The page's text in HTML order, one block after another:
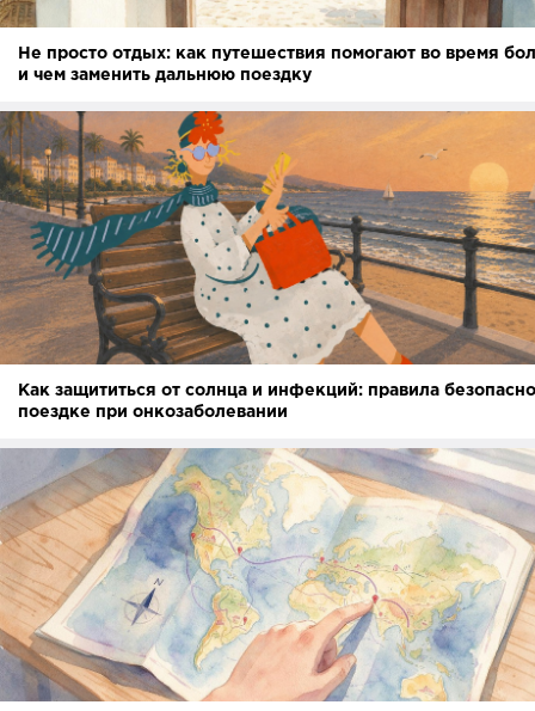
Не просто отдых: как путешествия помогают во время
и чем заменить дальнюю поездку
Как защититься от солнца и инфекций: правила
поездке при онкозаболевании